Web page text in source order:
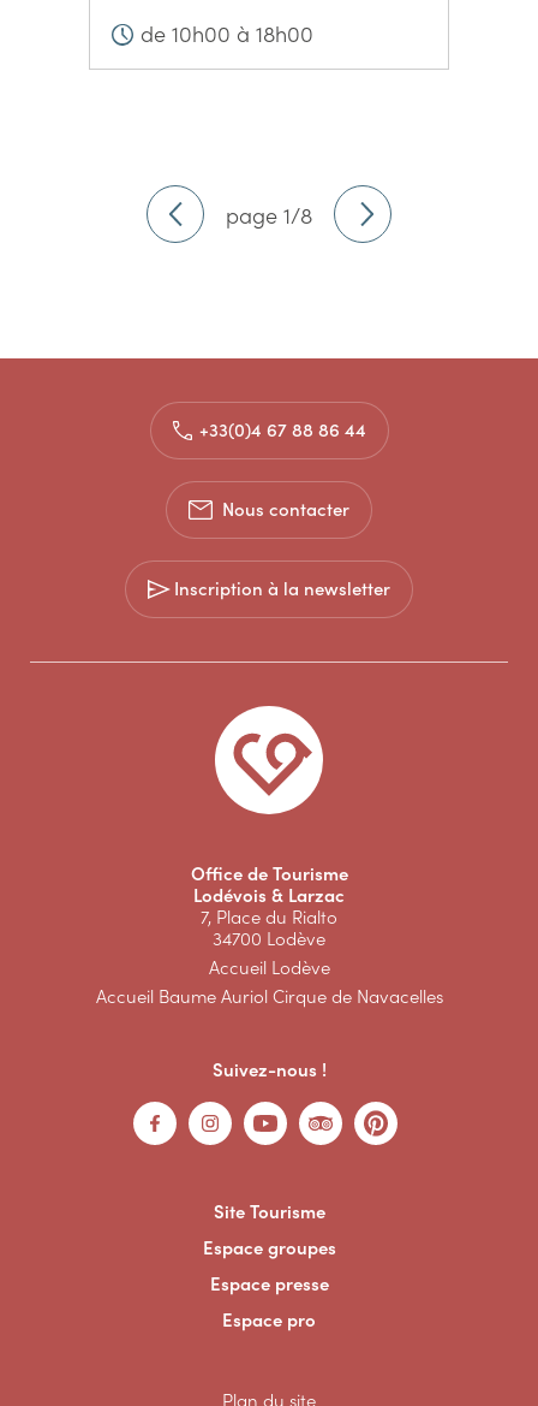
de 10h00 à 18h00
page 1/8
+33(0)4 67 88 86 44
Nous contacter
Inscription à la newsletter
Office de Tourisme
Lodévois & Larzac
7, Place du Rialto
34700 Lodève
Accueil Lodève
Accueil Baume Auriol Cirque de Navacelles
Suivez-nous !
Site Tourisme
Espace groupes
Espace presse
Espace pro
Plan du site